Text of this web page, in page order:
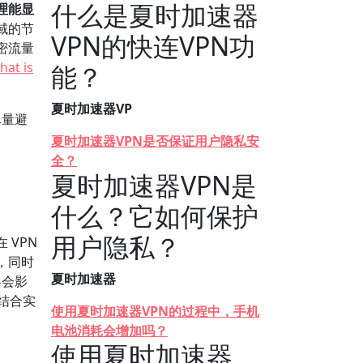
能显
的节
流量
is
避
VPN
同时
影
合实
什么是夏时加速器
VPN的快连VPN功
能？
夏时加速器VP
夏时加速器VPN是否保证用户隐私安
全？
夏时加速器VPN是
什么？它如何保护
用户隐私？
夏时加速器
使用夏时加速器VPN的过程中，手机
电池消耗会增加吗？
使用夏时加速器